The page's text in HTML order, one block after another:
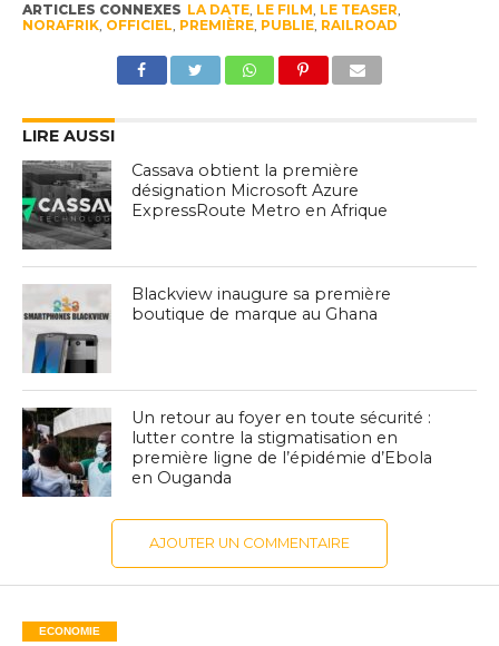
ARTICLES CONNEXES LA DATE, LE FILM, LE TEASER,
NORAFRIK, OFFICIEL, PREMIÈRE, PUBLIE, RAILROAD
LIRE AUSSI
Cassava obtient la première
désignation Microsoft Azure
ExpressRoute Metro en Afrique
Blackview inaugure sa première
boutique de marque au Ghana
Un retour au foyer en toute sécurité :
lutter contre la stigmatisation en
première ligne de l’épidémie d’Ebola
en Ouganda
AJOUTER UN COMMENTAIRE
ECONOMIE